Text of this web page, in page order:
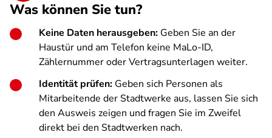
Was können Sie tun?
Keine Daten herausgeben: Geben Sie an der
Haustür und am Telefon keine MaLo-ID,
Zählernummer oder Vertragsunterlagen weiter.
Identität prüfen: Geben sich Personen als
Mitarbeitende der Stadtwerke aus, lassen Sie sich
den Ausweis zeigen und fragen Sie im Zweifel
direkt bei den Stadtwerken nach.